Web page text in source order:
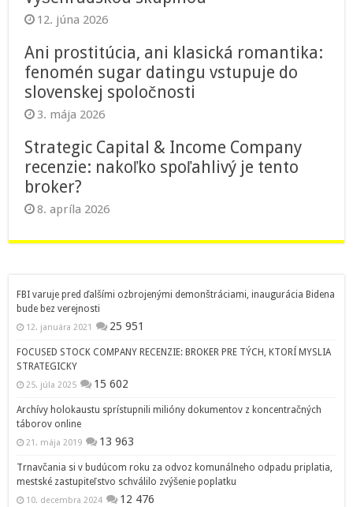
12. júna 2026
Ani prostitúcia, ani klasická romantika:
fenomén sugar datingu vstupuje do
slovenskej spoločnosti
3. mája 2026
Strategic Capital & Income Company
recenzie: nakoľko spoľahlivý je tento
broker?
8. apríla 2026
FBI varuje pred ďalšími ozbrojenými demonštráciami, inaugurácia Bidena
bude bez verejnosti
12. januára 2021 25 951
FOCUSED STOCK COMPANY RECENZIE: BROKER PRE TÝCH, KTORÍ MYSLIA
STRATEGICKY
25. júla 2025 15 602
Archívy holokaustu sprístupnili milióny dokumentov z koncentračných
táborov online
21. mája 2019 13 963
Trnavčania si v budúcom roku za odvoz komunálneho odpadu priplatia,
mestské zastupiteľstvo schválilo zvýšenie poplatku
10. decembra 2024 12 476